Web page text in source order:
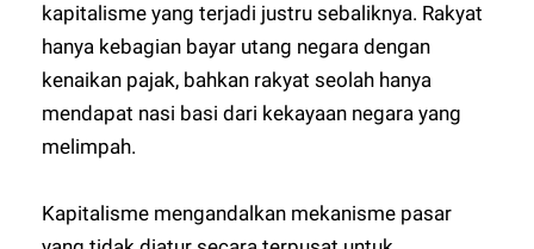
kapitalisme yang terjadi justru sebaliknya. Rakyat
hanya kebagian bayar utang negara dengan
kenaikan pajak, bahkan rakyat seolah hanya
mendapat nasi basi dari kekayaan negara yang
melimpah.
Kapitalisme mengandalkan mekanisme pasar